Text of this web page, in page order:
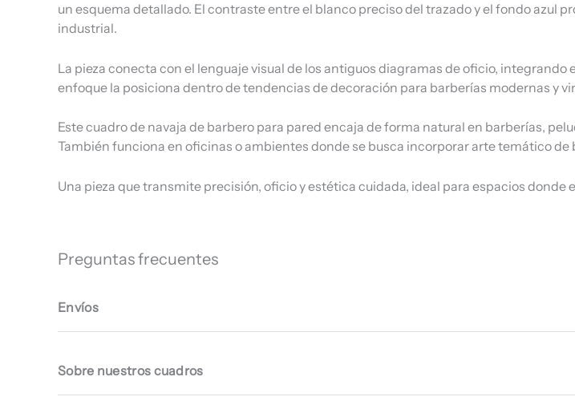
un esquema detallado. El contraste entre el blanco preciso del trazado y el fondo
industrial.
La pieza conecta con el lenguaje visual de los antiguos diagramas de oficio,
enfoque la posiciona dentro de tendencias de decoración para barberías modernas y
Este cuadro de navaja de barbero para pared encaja de forma natural en barberías,
También funciona en oficinas o ambientes donde se busca incorporar arte temático
Una pieza que transmite precisión, oficio y estética cuidada, ideal para espacios donde
Preguntas frecuentes
Envíos
Sobre nuestros cuadros